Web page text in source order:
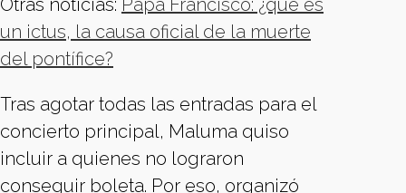
Otras noticias: Papa Francisco: ¿qué es
un ictus, la causa oficial de la muerte
del pontífice?
Tras agotar todas las entradas para el
concierto principal, Maluma quiso
incluir a quienes no lograron
conseguir boleta. Por eso, organizó